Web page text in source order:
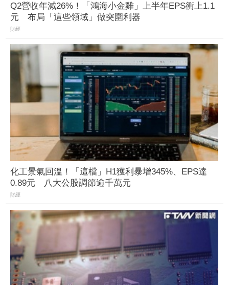
Q2營收年減26%！「鴻海小金雞」上半年EPS衝上1.1
元 布局「這些領域」做突圍利器
財經
化工景氣回溫！「這檔」H1獲利暴增345%、EPS達
0.89元 八大公股調節逾千萬元
財經